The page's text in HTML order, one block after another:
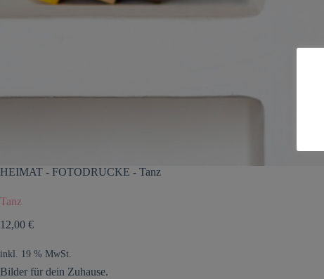
HEIMAT - FOTODRUCKE - Tanz
Tanz
12,00 €
inkl. 19 % MwSt.
Bilder für dein Zuhause.